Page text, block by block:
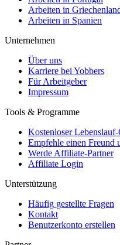
Arbeiten in
Arbeiten in Spanien
Unternehmen
Über uns
Karriere bei Yobbers
Für Arbeitgeber
Impressum
Tools & Programme
Kostenloser
Empfehle einen Freund
Werde Affiliate-Partner
Affiliate Login
Unterstützung
Häufig gestellte Fragen
Kontakt
Benutzerkonto erstellen